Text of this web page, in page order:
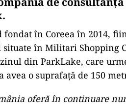
fondat în Coreea în 2014,
în Militari Shopping
din ParkLake, care
o suprafaţă de 150
oferă în continuare